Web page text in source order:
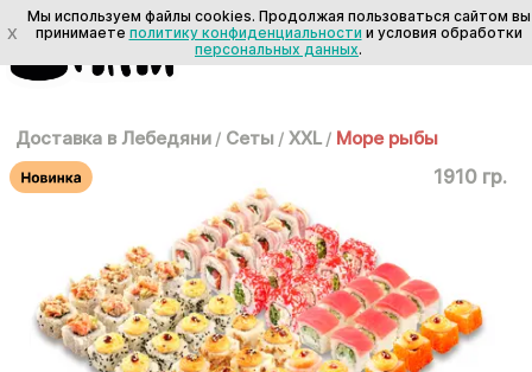
Доставка в Лебедяни / Сеты / XXL / Море рыбы
1910 гр.
X
Мы используем файлы cookies. Продолжая пользоваться сайтом вы
принимаете политику конфиденциальности и условия обработки
персональных данных.